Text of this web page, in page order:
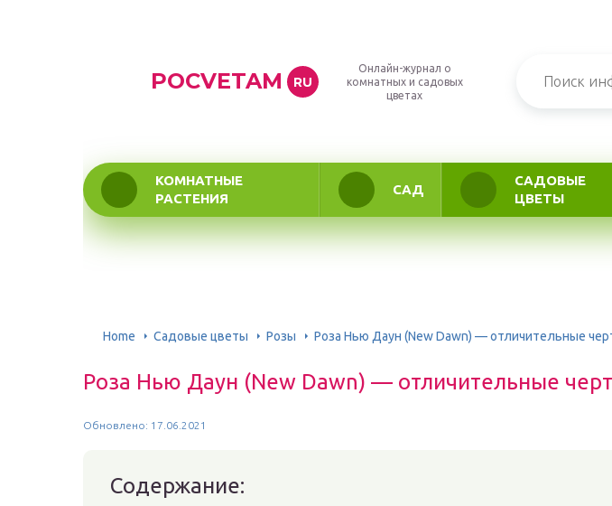
POCVETAM RU
Онлайн-журнал о
комнатных и садовых
цветах
КОМНАТНЫЕ
РАСТЕНИЯ
САД
САДОВЫЕ
ЦВЕТЫ
Home Садовые цветы Розы Роза Нью Даун (New Dawn) — отличительные
Роза Нью Даун (New Dawn) — отличительные
Обновлено: 17.06.2021
Содержание: